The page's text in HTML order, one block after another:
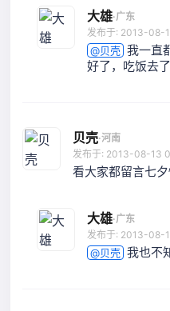
大雄·广东
发布于: 2013-08-
@贝壳 我一直
好了，吃饭去了
贝壳·河南
发布于: 2013-08-13
看大家都留言七
大雄·广东
发布于: 2013-08-
@贝壳 我也不